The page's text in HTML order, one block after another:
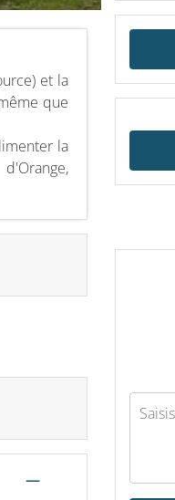
et la
que
la
—